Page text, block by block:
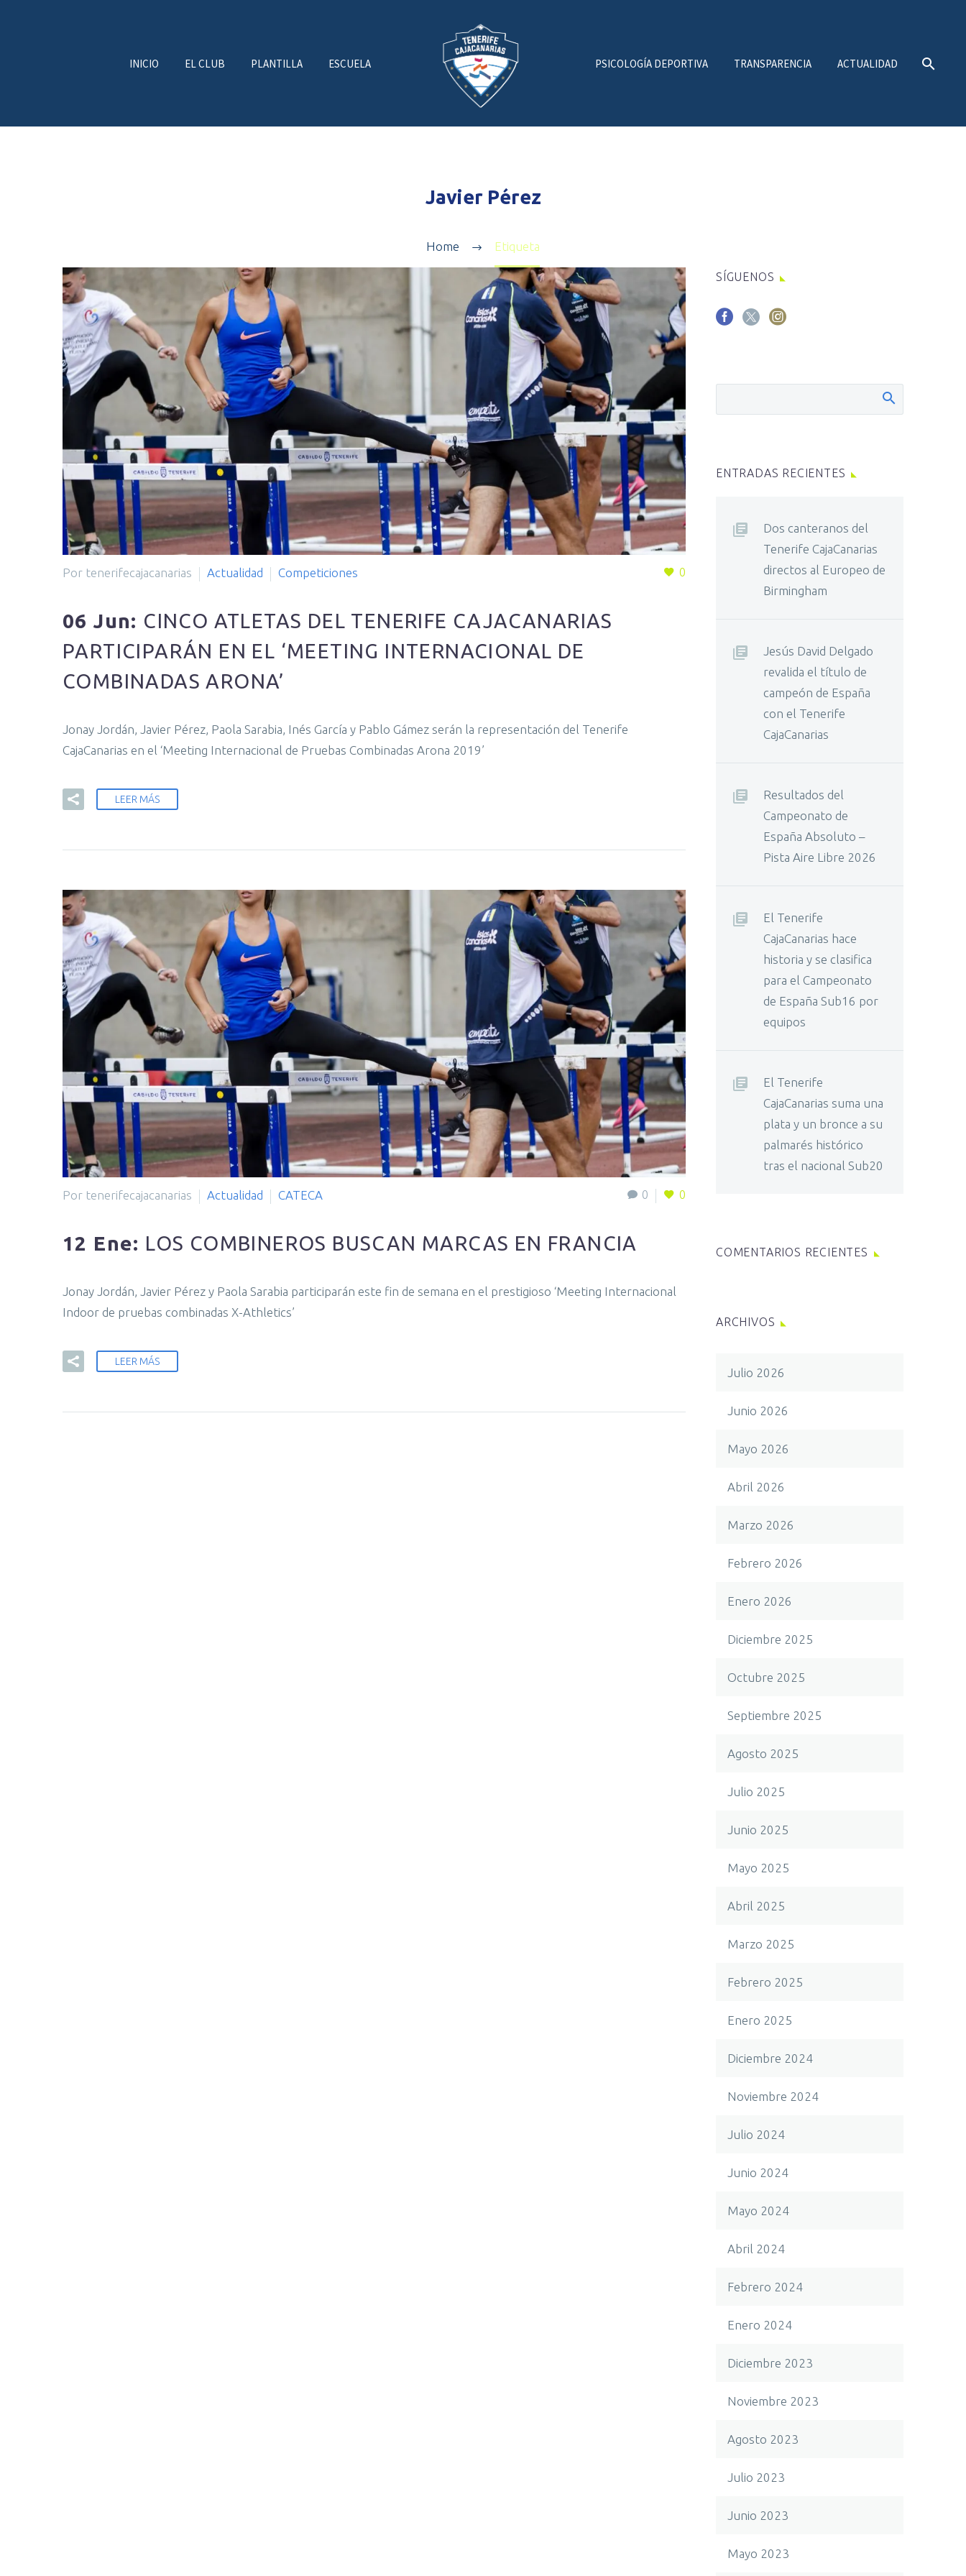
INICIO EL CLUB PLANTILLA ESCUELA PSICOLOGÍA DEPORTIVA TRANSPARENCIA ACTUALIDAD
Javier Pérez
Home Etiqueta
0
Por tenerifecajacanarias Actualidad Competiciones
06 Jun: CINCO ATLETAS DEL TENERIFE CAJACANARIAS
PARTICIPARÁN EN EL ‘MEETING INTERNACIONAL DE
COMBINADAS ARONA’
Jonay Jordán, Javier Pérez, Paola Sarabia, Inés García y Pablo Gámez serán la representación del Tenerife
CajaCanarias en el ‘Meeting Internacional de Pruebas Combinadas Arona 2019’
LEER MÁS
0 0
Por tenerifecajacanarias Actualidad CATECA
12 Ene: LOS COMBINEROS BUSCAN MARCAS EN FRANCIA
Jonay Jordán, Javier Pérez y Paola Sarabia participarán este fin de semana en el prestigioso ‘Meeting Internacional
Indoor de pruebas combinadas X-Athletics’
LEER MÁS
SÍGUENOS
ENTRADAS RECIENTES
Dos canteranos del
Tenerife CajaCanarias
directos al Europeo de
Birmingham
Jesús David Delgado
revalida el título de
campeón de España
con el Tenerife
CajaCanarias
Resultados del
Campeonato de
España Absoluto –
Pista Aire Libre 2026
El Tenerife
CajaCanarias hace
historia y se clasifica
para el Campeonato
de España Sub16 por
equipos
El Tenerife
CajaCanarias suma una
plata y un bronce a su
palmarés histórico
tras el nacional Sub20
COMENTARIOS RECIENTES
ARCHIVOS
Julio 2026
Junio 2026
Mayo 2026
Abril 2026
Marzo 2026
Febrero 2026
Enero 2026
Diciembre 2025
Octubre 2025
Septiembre 2025
Agosto 2025
Julio 2025
Junio 2025
Mayo 2025
Abril 2025
Marzo 2025
Febrero 2025
Enero 2025
Diciembre 2024
Noviembre 2024
Julio 2024
Junio 2024
Mayo 2024
Abril 2024
Febrero 2024
Enero 2024
Diciembre 2023
Noviembre 2023
Agosto 2023
Julio 2023
Junio 2023
Mayo 2023